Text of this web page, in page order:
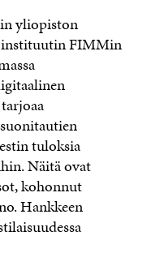
yliopiston
instituutin FIMMin
tuloksia
Näitä ovat
kohonnut
Hankkeen